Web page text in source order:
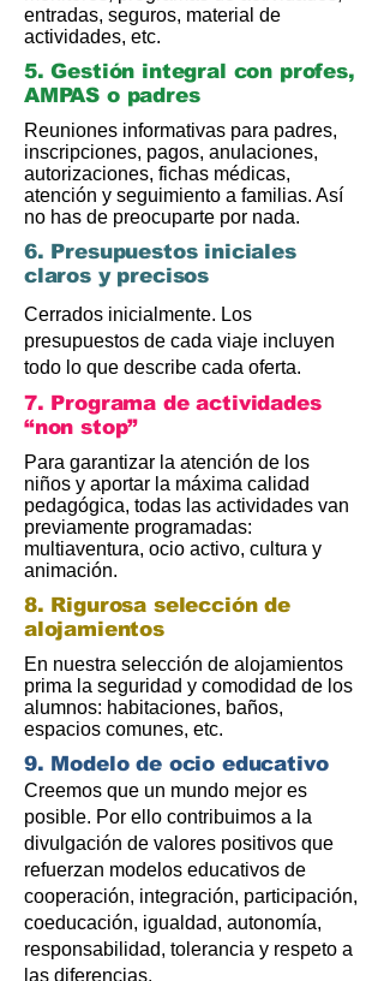
entradas, seguros, material de
actividades, etc.
5. Gestión integral con profes,
AMPAS o padres
Reuniones informativas para padres,
inscripciones, pagos, anulaciones,
autorizaciones, fichas médicas,
atención y seguimiento a familias. Así
no has de preocuparte por nada.
6. Presupuestos iniciales
claros y precisos
Cerrados inicialmente. Los
presupuestos de cada viaje incluyen
todo lo que describe cada oferta.
7. Programa de actividades
“non stop”
Para garantizar la atención de los
niños y aportar la máxima calidad
pedagógica, todas las actividades van
previamente programadas:
multiaventura, ocio activo, cultura y
animación.
8. Rigurosa selección de
alojamientos
En nuestra selección de alojamientos
prima la seguridad y comodidad de los
alumnos: habitaciones, baños,
espacios comunes, etc.
9. Modelo de ocio educativo
Creemos que un mundo mejor es
posible. Por ello contribuimos a la
divulgación de valores positivos que
refuerzan modelos educativos de
cooperación, integración, participación,
coeducación, igualdad, autonomía,
responsabilidad, tolerancia y respeto a
las diferencias.